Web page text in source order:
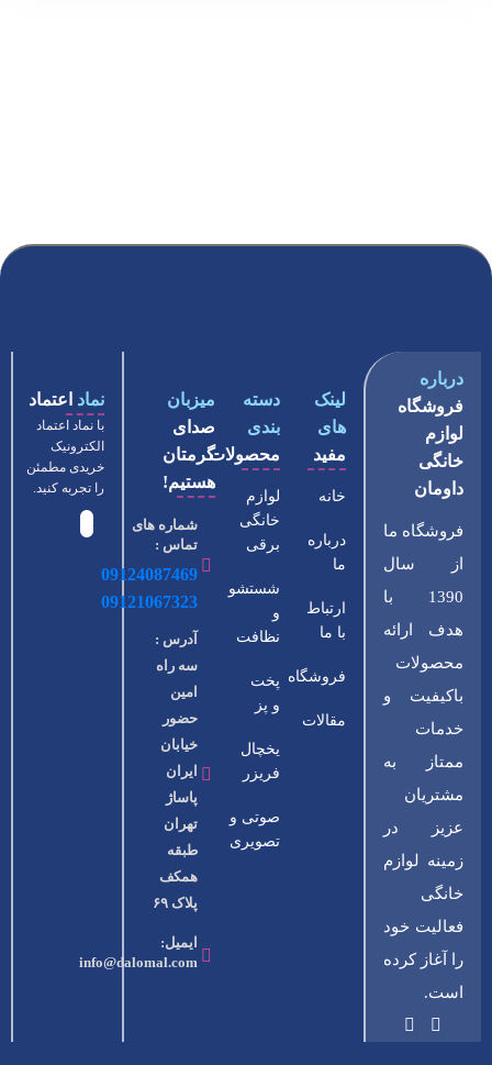
درباره
فروشگاه
لوازم
خانگی
داومان
فروشگاه ما
از سال
1390 با
هدف ارائه
محصولات
باکیفیت و
خدمات
ممتاز به
مشتریان
عزیز در
زمینه لوازم
خانگی
فعالیت خود
را آغاز کرده
است.
لینک
های
مفید
خانه
درباره
ما
ارتباط
با ما
فروشگاه
مقالات
دسته
بندی
محصولات
لوازم
خانگی
برقی
شستشو
و
نظافت
پخت
و پز
یخچال
فریزر
صوتی و
تصویری
میزبان
صدای
گرمتان
هستیم!
شماره های
تماس :
09124087469
09121067323
آدرس :
سه راه
امین
حضور
خیابان
ایران
پاساژ
تهران
طبقه
همکف
پلاک ۶۹
ایمیل:
info@dalomal.com
نماد اعتماد
با نماد اعتماد
الکترونیک
خریدی مطمئن
را تجربه کنید.